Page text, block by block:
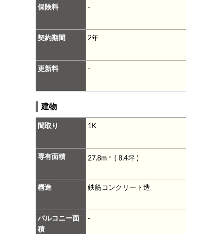
保険料 -
契約期間 2年
更新料 -
建物
間取り 1K
専有面積 27.8m2 ( 8.4坪 )
構造 鉄筋コンクリート造
バルコニー面
積
-